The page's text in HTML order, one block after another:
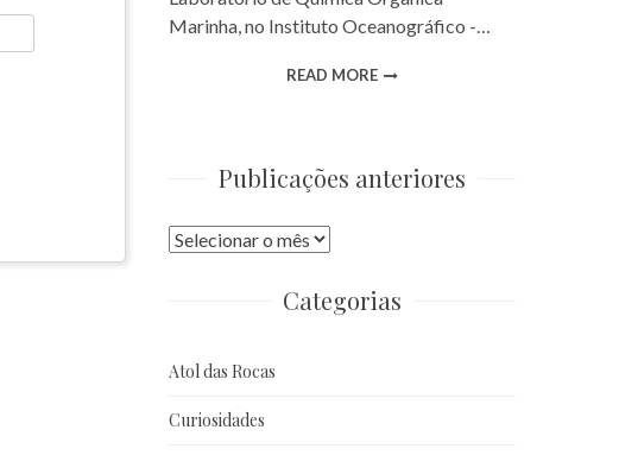
Marinha, no Instituto Oceanográfico -…
READ MORE
Publicações anteriores
Publicações
Categorias
Atol das Rocas
Curiosidades